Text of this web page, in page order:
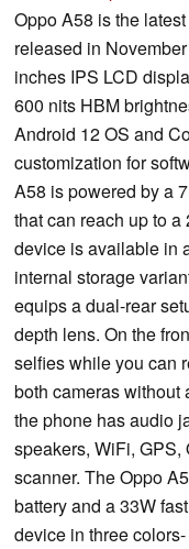
Oppo A58 is the
released in
inches IPS LCD
600 nits HBM
Android 12 OS and
customization for
A58 is powered by a
that can reach up to
device is available in
internal storage
equips a dual-rear
depth lens. On the
selfies while you can
both cameras without
the phone has audio
speakers, WiFi, GPS,
scanner. The Oppo
battery and a 33W
device in three